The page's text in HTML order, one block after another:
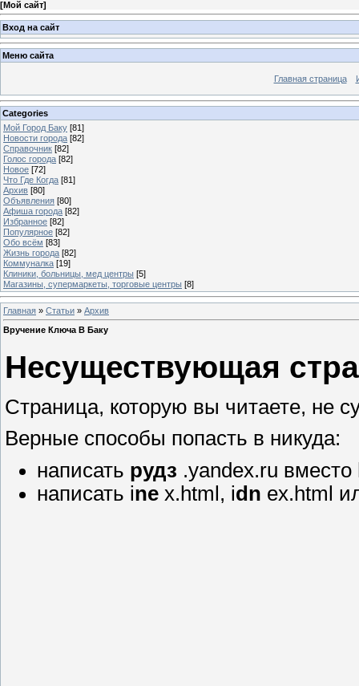
[Мой сайт]
Вход на сайт
Меню сайта
Главная страница
Categories
Мой Город Баку [81]
Новости города [82]
Справочник [82]
Голос города [82]
Новое [72]
Что Где Когда [81]
Архив [80]
Объявления [80]
Афиша города [82]
Избранное [82]
Популярное [82]
Обо всём [83]
Жизнь города [82]
Коммуналка [19]
Клиники, больницы, мед центры [5]
Магазины, супермаркеты, торговые центры [8]
Главная » Статьи » Архив
Вручение Ключа В Баку
Несуществующая
Страница, которую вы читаете, не
Верные способы попасть в никуда:
написать рудз .yandex.ru вместо
написать ine x.html, idn ex.html